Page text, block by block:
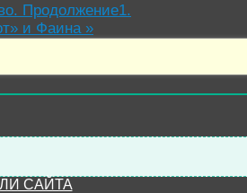
Продолжение1.
и Фаина »
САЙТА